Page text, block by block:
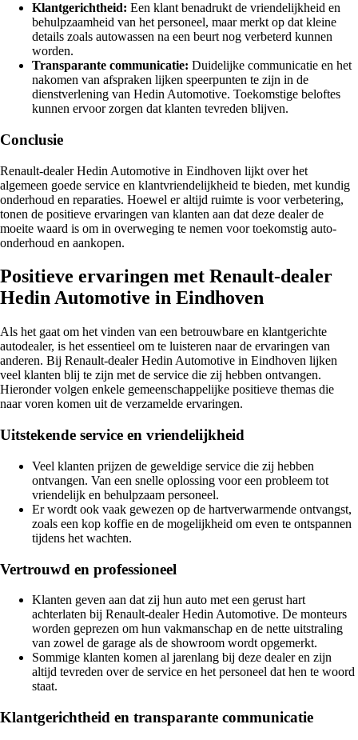
Klantgerichtheid: Een klant benadrukt de vriendelijkheid en
behulpzaamheid van het personeel, maar merkt op dat kleine
details zoals autowassen na een beurt nog verbeterd kunnen
worden.
Transparante communicatie: Duidelijke communicatie en het
nakomen van afspraken lijken speerpunten te zijn in de
dienstverlening van Hedin Automotive. Toekomstige beloftes
kunnen ervoor zorgen dat klanten tevreden blijven.
Conclusie
Renault-dealer Hedin Automotive in Eindhoven lijkt over het
algemeen goede service en klantvriendelijkheid te bieden, met kundig
onderhoud en reparaties. Hoewel er altijd ruimte is voor verbetering,
tonen de positieve ervaringen van klanten aan dat deze dealer de
moeite waard is om in overweging te nemen voor toekomstig auto-
onderhoud en aankopen.
Positieve ervaringen met Renault-dealer
Hedin Automotive in Eindhoven
Als het gaat om het vinden van een betrouwbare en klantgerichte
autodealer, is het essentieel om te luisteren naar de ervaringen van
anderen. Bij Renault-dealer Hedin Automotive in Eindhoven lijken
veel klanten blij te zijn met de service die zij hebben ontvangen.
Hieronder volgen enkele gemeenschappelijke positieve themas die
naar voren komen uit de verzamelde ervaringen.
Uitstekende service en vriendelijkheid
Veel klanten prijzen de geweldige service die zij hebben
ontvangen. Van een snelle oplossing voor een probleem tot
vriendelijk en behulpzaam personeel.
Er wordt ook vaak gewezen op de hartverwarmende ontvangst,
zoals een kop koffie en de mogelijkheid om even te ontspannen
tijdens het wachten.
Vertrouwd en professioneel
Klanten geven aan dat zij hun auto met een gerust hart
achterlaten bij Renault-dealer Hedin Automotive. De monteurs
worden geprezen om hun vakmanschap en de nette uitstraling
van zowel de garage als de showroom wordt opgemerkt.
Sommige klanten komen al jarenlang bij deze dealer en zijn
altijd tevreden over de service en het personeel dat hen te woord
staat.
Klantgerichtheid en transparante communicatie